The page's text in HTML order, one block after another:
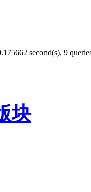
second(s), 9
块